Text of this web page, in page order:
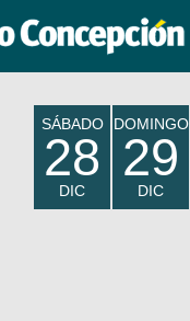
SÁBADO
28
DIC
DOMINGO
29
DIC